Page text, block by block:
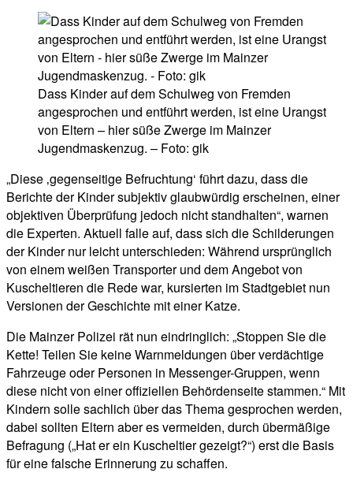
Dass Kinder auf dem Schulweg von Fremden
angesprochen und entführt werden, ist eine Urangst
von Eltern – hier süße Zwerge im Mainzer
Jugendmaskenzug. – Foto: gik
„Diese ‚gegenseitige Befruchtung‘ führt dazu, dass die
Berichte der Kinder subjektiv glaubwürdig erscheinen, einer
objektiven Überprüfung jedoch nicht standhalten“, warnen
die Experten. Aktuell falle auf, dass sich die Schilderungen
der Kinder nur leicht unterschieden: Während ursprünglich
von einem weißen Transporter und dem Angebot von
Kuscheltieren die Rede war, kursierten im Stadtgebiet nun
Versionen der Geschichte mit einer Katze.
Die Mainzer Polizei rät nun eindringlich: „Stoppen Sie die
Kette! Teilen Sie keine Warnmeldungen über verdächtige
Fahrzeuge oder Personen in Messenger-Gruppen, wenn
diese nicht von einer offiziellen Behördenseite stammen.“ Mit
Kindern solle sachlich über das Thema gesprochen werden,
dabei sollten Eltern aber es vermeiden, durch übermäßige
Befragung („Hat er ein Kuscheltier gezeigt?“) erst die Basis
für eine falsche Erinnerung zu schaffen.